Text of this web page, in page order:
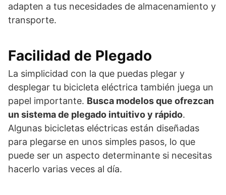
adapten a tus necesidades de almacenamiento y
transporte.
Facilidad de Plegado
La simplicidad con la que puedas plegar y
desplegar tu bicicleta eléctrica también juega un
papel importante. Busca modelos que ofrezcan
un sistema de plegado intuitivo y rápido.
Algunas bicicletas eléctricas están diseñadas
para plegarse en unos simples pasos, lo que
puede ser un aspecto determinante si necesitas
hacerlo varias veces al día.